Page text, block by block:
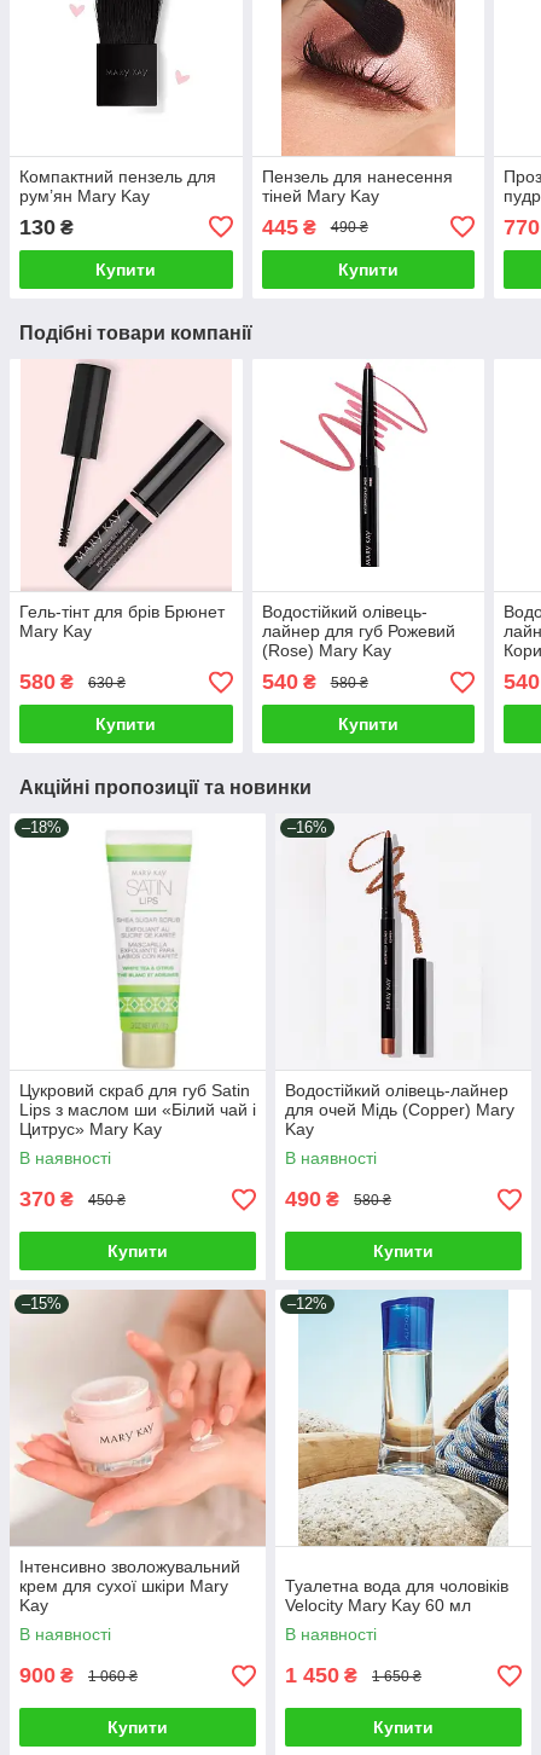
Компактний пензель для
рум’ян Mary Kay
130 ₴
Купити
Пензель для нанесення
тіней Mary Kay
445₴ 490 ₴
Купити
770
Подібні товари компанії
Гель-тінт для брів Брюнет
Mary Kay
580 ₴ 630 ₴
Купити
Водостійкий олівець-
лайнер для губ Рожевий
(Rose) Mary Kay
540₴ 580 ₴
Купити
Kay
540
Акційні пропозиції та новинки
–18%
Цукровий скраб для губ Satin
Lips з маслом ши «Білий чай і
Цитрус» Mary Kay
В наявності
370 ₴ 450 ₴
Купити
–16%
Водостійкий олівець-лайнер
для очей Мідь (Copper) Mary
Kay
В наявності
490 ₴ 580 ₴
Купити
–15%
Інтенсивно зволожувальний
крем для сухої шкіри Mary
Kay
В наявності
900 ₴ 1 060 ₴
Купити
–12%
Туалетна вода для чоловіків
Velocity Mary Kay 60 мл
В наявності
1 450 ₴ 1 650 ₴
Купити